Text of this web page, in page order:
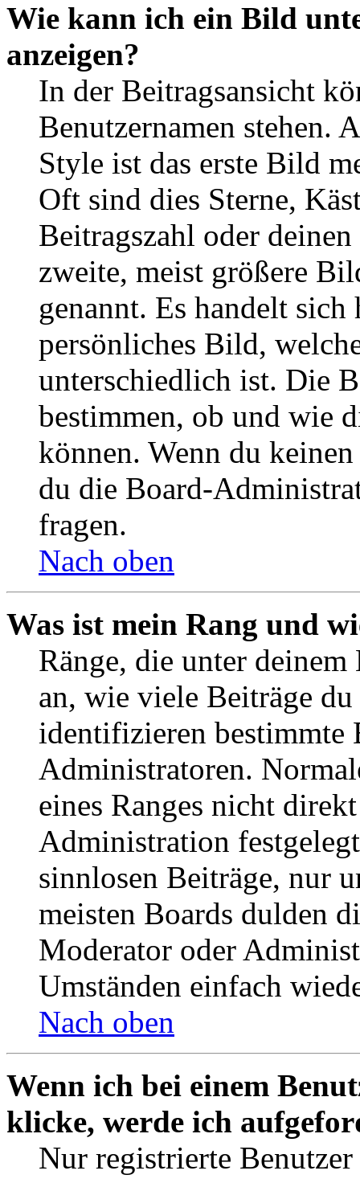
Wie kann ich ein Bild
anzeigen?
In der Beitragsansicht
Benutzernamen stehen.
Style ist das erste Bild
Oft sind dies Sterne,
Beitragszahl oder
zweite, meist größere
genannt. Es handelt
persönliches Bild,
unterschiedlich ist. Die
bestimmen, ob und wie
können. Wenn du
du die Board-
fragen.
Nach oben
Was ist mein Rang und
Ränge, die unter deinem
an, wie viele Beiträge
identifizieren bestimmte
Administratoren.
eines Ranges nicht
Administration
sinnlosen Beiträge, nur
meisten Boards dulden
Moderator oder
Umständen einfach
Nach oben
Wenn ich bei einem
klicke, werde ich
Nur registrierte